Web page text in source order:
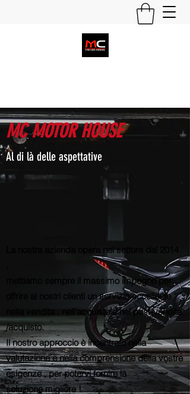
MC MOTOR HOUSE ​
Al di là delle aspettative
La nostra azienda opera nel settore dal 2014
mettiamo sempre il massimo impegno per
offrire ai nostri clienti un servizio eccellente
nella vendita , nell'acquisto e nel post-vendita
/acquisto.
Il nostro approccio è incentrato nella
valutazione e nella comprensione della vostre
esigenze , per potervi fornire la
soluzione migliore !